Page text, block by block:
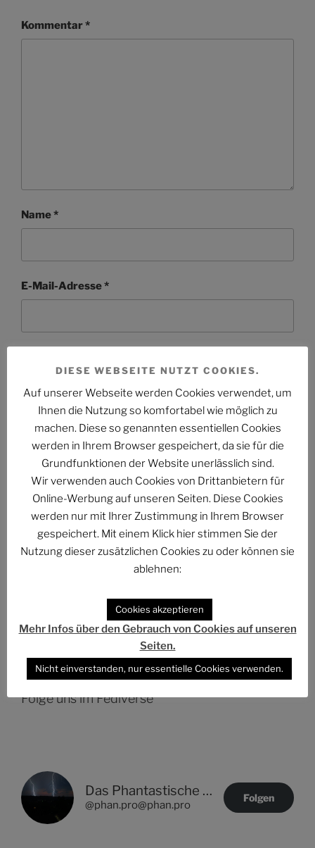
Kommentar*
Name*
E-Mail-Adresse*
Beitragsnavigation
Vorheriger
Beitrag
ZURÜCK
Warum glaubt eigentlich jeder, dass er zum
Komiker berufen sei?
Cyril Courage: Theoretische Unterlassung einer
praktischen Tat
Folge uns im Fediverse
Das Phantastische Projekt - PHAN.PRO
@phan.pro@phan.pro
Folgen
DIESE WEBSEITE NUTZT COOKIES.
Auf unserer Webseite werden Cookies verwendet, um
Ihnen die Nutzung so komfortabel wie möglich zu
machen. Diese so genannten essentiellen Cookies
werden in Ihrem Browser gespeichert, da sie für die
Grundfunktionen der Website unerlässlich sind.
Wir verwenden auch Cookies von Drittanbietern für
Online-Werbung auf unseren Seiten. Diese Cookies
werden nur mit Ihrer Zustimmung in Ihrem Browser
gespeichert. Mit einem Klick hier stimmen Sie der
Nutzung dieser zusätzlichen Cookies zu oder können sie
ablehnen:
Cookies akzeptieren
Mehr Infos über den Gebrauch von Cookies auf unseren
Seiten.
Nicht einverstanden, nur essentielle Cookies verwenden.